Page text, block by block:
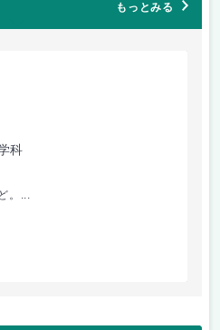
もっとみる
科
。...